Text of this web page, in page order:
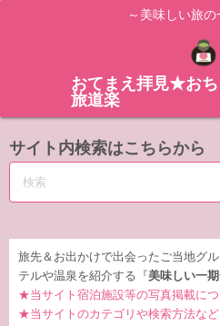
ス
ッ
～美味しい旅の
おてまえ拝見★お
旅道楽
サイト内検索はこちらから
旅先＆お出かけで出会ったご当地グ
テルや温泉を紹介する『 美味しい一期
★当サイト宿泊施設等の写真掲載に
★当サイトのカテゴリや検索方法な